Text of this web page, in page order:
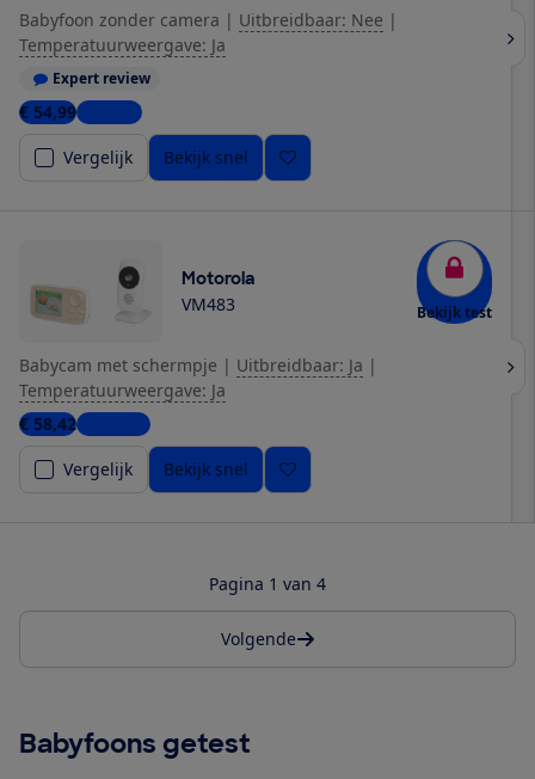
Babyfoon zonder camera | Uitbreidbaar: Nee |
Temperatuurweergave: Ja
Expert review
€ 54,991 winkel
Vergelijk
Bekijk snel
Motorola
VM483 Bekijk test
Babycam met schermpje | Uitbreidbaar: Ja |
Temperatuurweergave: Ja
€ 58,424 winkels
Vergelijk
Bekijk snel
Pagina 1 van 4
Volgende
Babyfoons getest